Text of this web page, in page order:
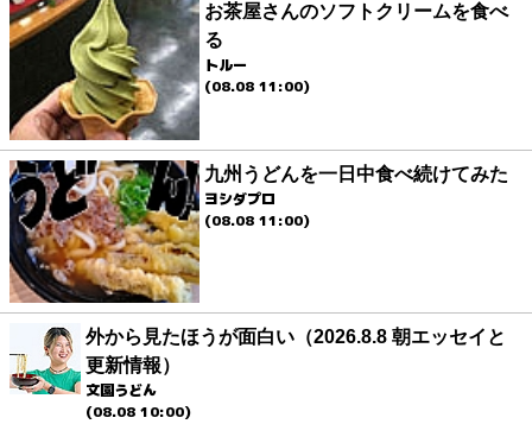
お茶屋さんのソフトクリームを食べ
る
トルー
(08.08 11:00)
九州うどんを一日中食べ続けてみた
ヨシダプロ
(08.08 11:00)
外から見たほうが面白い（2026.8.8 朝エッセイと
更新情報）
文園うどん
(08.08 10:00)